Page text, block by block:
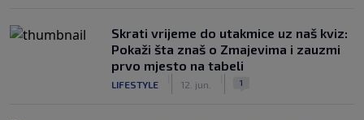
Skrati vrijeme do utakmice uz naš kviz:
Pokaži šta znaš o Zmajevima i zauzmi
prvo mjesto na tabeli
LIFESTYLE 12. jun. 1